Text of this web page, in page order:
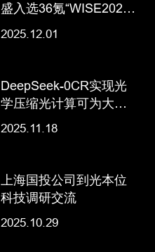
盛入选36氪“WISE2025
商业之王”年度商业新世
2025.12.01
DeepSeek-0CR实现光
学压缩光计算可为大模
型“减负
2025.11.18
上海国投公司到光本位
科技调研交流
2025.10.29